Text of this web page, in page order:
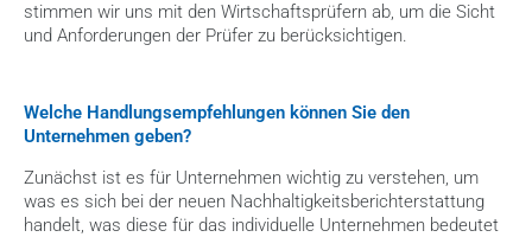
stimmen wir uns mit den Wirtschaftsprüfern ab, um die Sicht
und Anforderungen der Prüfer zu berücksichtigen.
Welche Handlungsempfehlungen können Sie den
Unternehmen geben?
Zunächst ist es für Unternehmen wichtig zu verstehen, um
was es sich bei der neuen Nachhaltigkeitsberichterstattung
handelt, was diese für das individuelle Unternehmen bedeutet